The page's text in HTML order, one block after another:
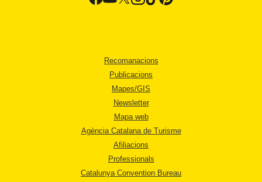
Recomanacions
Publicacions
Mapes/GIS
Newsletter
Mapa web
Agència Catalana de Turisme
Afiliacions
Professionals
Catalunya Convention Bureau